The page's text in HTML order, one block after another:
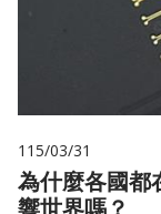
115/03/31
為什麼各國都
響世界嗎？